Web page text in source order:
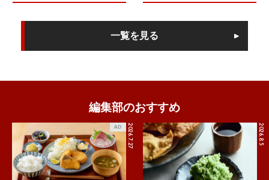
一覧を見る
編集部のおすすめ
2026.7.27
AD 2026.8.5